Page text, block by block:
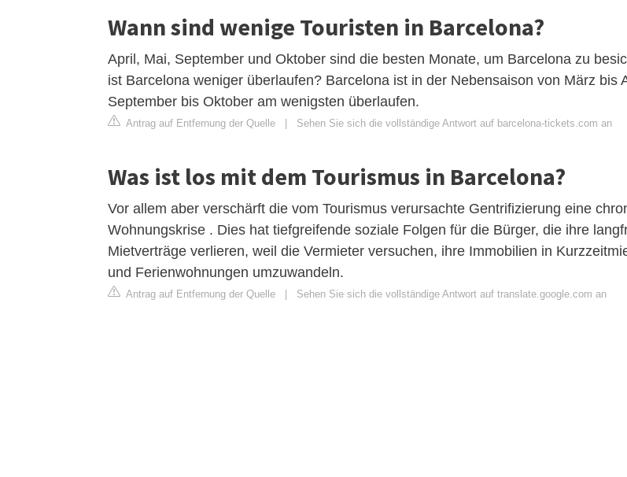
Wann sind wenige Touristen in Barcelona?
April, Mai, September und Oktober sind die besten Monate, um Barcelona zu
ist Barcelona weniger überlaufen? Barcelona ist in der Nebensaison von März bis
September bis Oktober am wenigsten überlaufen.
Antrag auf Entfernung der Quelle Sehen Sie sich die vollständige Antwort auf barcelona-tickets.com an
Was ist los mit dem Tourismus in Barcelona?
Vor allem aber verschärft die vom Tourismus verursachte Gentrifizierung eine
Wohnungskrise . Dies hat tiefgreifende soziale Folgen für die Bürger, die ihre
Mietverträge verlieren, weil die Vermieter versuchen, ihre Immobilien in
und Ferienwohnungen umzuwandeln.
Antrag auf Entfernung der Quelle Sehen Sie sich die vollständige Antwort auf translate.google.com an